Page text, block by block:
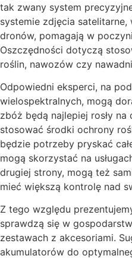
tak zwany system
systemie zdjęcia satelitarne,
dronów, pomagają w
Oszczędności dotyczą
roślin, nawozów czy
Odpowiedni eksperci, na
wielospektralnych, mogą
zbóż będą najlepiej rosły
stosować środki ochrony
będzie potrzeby pryskać
mogą skorzystać na
drugiej strony, mogą też
mieć większą kontrolę nad
Z tego względu
sprawdzą się w
zestawach z akcesoriami.
akumulatorów do